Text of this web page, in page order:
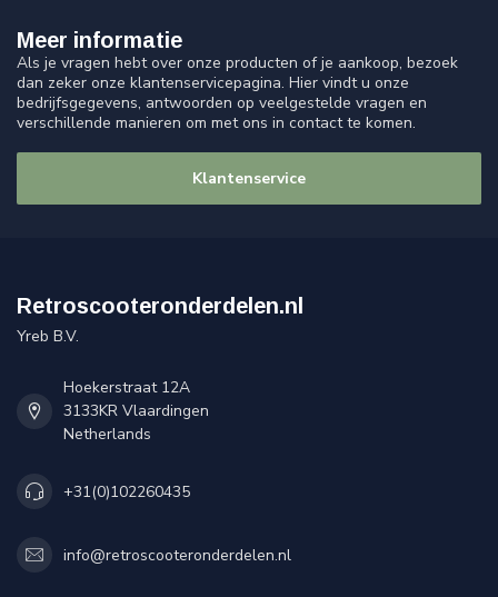
Meer informatie
Als je vragen hebt over onze producten of je aankoop, bezoek
dan zeker onze klantenservicepagina. Hier vindt u onze
bedrijfsgegevens, antwoorden op veelgestelde vragen en
verschillende manieren om met ons in contact te komen.
Klantenservice
Retroscooteronderdelen.nl
Yreb B.V.
Hoekerstraat 12A
3133KR Vlaardingen
Netherlands
+31(0)102260435
info@retroscooteronderdelen.nl